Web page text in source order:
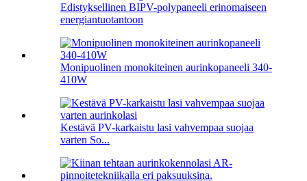
Edistyksellinen BIPV-polypaneeli erinomaiseen
energiantuotantoon
Monipuolinen monokiteinen aurinkopaneeli 340-
410W
Kestävä PV-karkaistu lasi vahvempaa suojaa
varten So...